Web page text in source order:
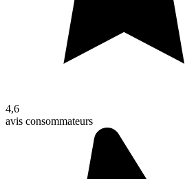
4,6
avis consommateurs